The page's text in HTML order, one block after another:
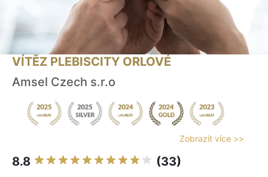
VÍTĚZ PLEBISCITY ORLOVÉ
Amsel Czech s.r.o
Zobrazit více >>
8.8 (33)